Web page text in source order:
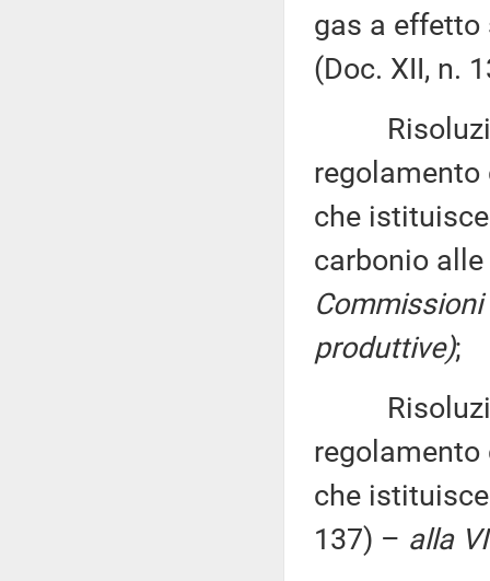
gas a effetto
(Doc. XII, n.
regolamento
che
carbonio
produttive);
regolamento
che
137) – alla